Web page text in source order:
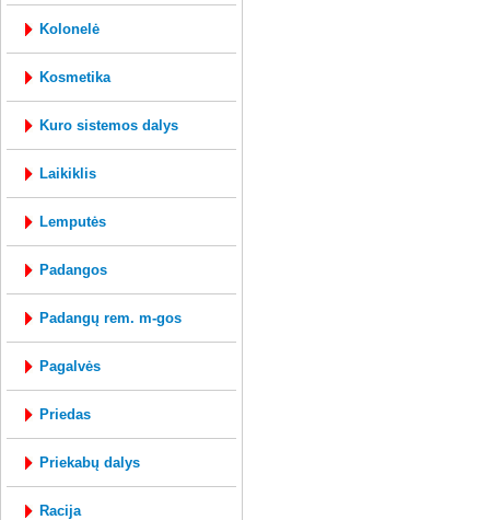
kolonelė
kosmetika
kuro sistemos dalys
laikiklis
lemputės
padangos
padangų rem. m-gos
pagalvės
priedas
priekabų dalys
racija